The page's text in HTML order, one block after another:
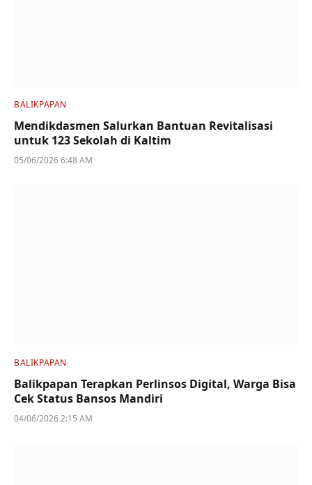
BALIKPAPAN
Mendikdasmen Salurkan Bantuan Revitalisasi
untuk 123 Sekolah di Kaltim
05/06/2026 6:48 AM
BALIKPAPAN
Balikpapan Terapkan Perlinsos Digital, Warga Bisa
Cek Status Bansos Mandiri
04/06/2026 2:15 AM